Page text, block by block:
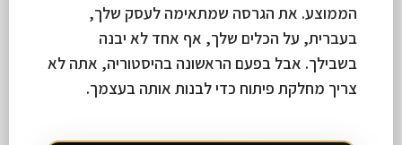
הממוצע. את הגרסה שמתאימה לעסק שלך,
בעברית, על הכלים שלך, אף אחד לא יבנה
בשבילך. אבל בפעם הראשונה בהיסטוריה, אתה לא
צריך מחלקת פיתוח כדי לבנות אותה בעצמך.